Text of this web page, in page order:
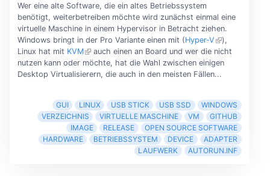
Wer eine alte Software, die ein altes Betriebssystem
benötigt, weiterbetreiben möchte wird zunächst einmal eine
virtuelle Maschine in einem Hypervisor in Betracht ziehen.
Windows bringt in der Pro Variante einen mit (Hyper-V
),
Linux hat mit KVM
auch einen an Board und wer die nicht
nutzen kann oder möchte, hat die Wahl zwischen einigen
Desktop Virtualisierern, die auch in den meisten Fällen...
GUI LINUX USB STICK USB SSD
WINDOWS
VERZEICHNIS
VIRTUELLE MASCHINE VM
GITHUB
IMAGE
RELEASE
OPEN SOURCE SOFTWARE
HARDWARE
BETRIEBSSYSTEM DEVICE
ADAPTER
LAUFWERK
AUTORUN.INF